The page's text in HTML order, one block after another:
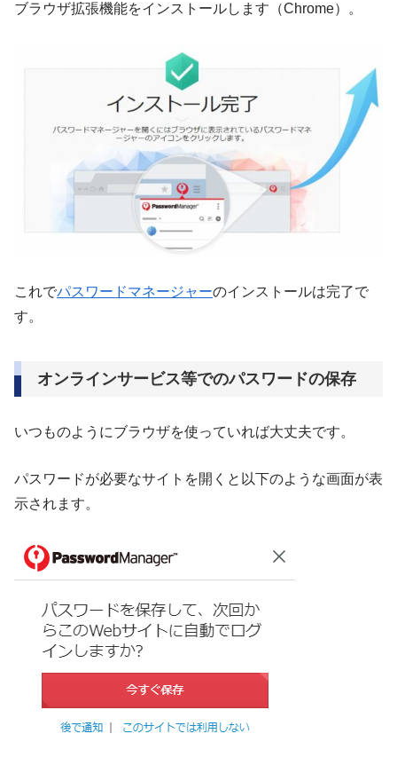
ブラウザ拡張機能をインストールします（Chrome）。
これでパスワードマネージャーのインストールは完了で
す。
オンラインサービス等でのパスワードの保存
いつものようにブラウザを使っていれば大丈夫です。
パスワードが必要なサイトを開くと以下のような画面が表
示されます。